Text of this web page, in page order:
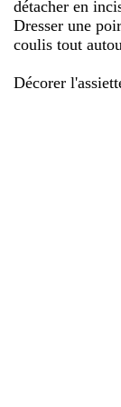
détacher en
Dresser une
coulis tout
Décorer